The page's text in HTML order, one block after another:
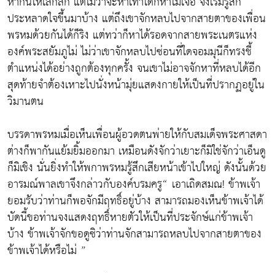
ประหลาดใจขึ้นมาบ้าง แต่ถึงเขาจักหลบไปจากสายตาของเพื่อน
พรหมด้วยกันได้ก็ริง แต่ทว่าก็หาได้รอดจากสายพระเนตรแห่ง
องค์พระสยัมภูไม่ ไม่ว่าเขาจักหลบไปซ่อนที่ใดจอมมุนีก็ทรงชี้
ตำแหน่งได้อย่างถูกต้องทุกครั้ง จนเขาไม่อาจจักหาที่หลบได้อีก
สุดท้ายจำต้องเหาะไปนั่งหน้ามุ่ยแสดงกายให้เป็นที่ปรากฏอยู่ใน
วิมานตน
บรรดาพรหมเมื่อเห็นเพื่อนผู้อวดตนพ่ายให้กับสมเด็จพระศาสดา
ต่างก็พากันแย้มยิ้มออกมา เหมือนดังจักว่าเยาะก็มิใช่จักว่าเอ็นดู
ก็มิเชิง นั่นยิ่งทำให้พกาพรหมรู้สึกเสียหน้าเข้าไปใหญ่ ดังนั้นด้วย
อารมณ์พาลเขาจึงกล่าวกับองค์บรมครู“ เอาเถิดสมณ! ข้าพเจ้า
ยอมรับว่าท่านก็พอจักมีฤทธิ์อยู่บ้าง สามารถมองเห็นข้าพเจ้าได้
บัดนี้ขอท่านจงแสดงฤทธิ์หายตัวให้เป็นที่ประจักษ์แก่ข้าพเจ้า
บ้าง ข้าพเจ้าจักขอดูซิว่าท่านจักสามารถหลบไปจากสายตาของ
ข้าพเจ้าได้หรือไม่ ”